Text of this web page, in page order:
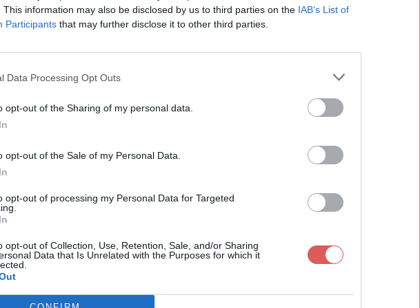
This information may also be disclosed by us to third parties on the IAB’s List of
Participants that may further disclose it to other third parties.
Data Processing Opt Outs
opt-out of the Sharing of my personal data.
opt-out of the Sale of my Personal Data.
opt-out of processing my Personal Data for Targeted
opt-out of Collection, Use, Retention, Sale, and/or Sharing
Data that Is Unrelated with the Purposes for which it
rapport_dlr_-_limpunite_zero.pdf
_limpunite_zero.pdf
Télécharger le